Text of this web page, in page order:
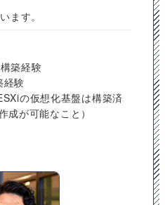
ます。
築経験
経験
の仮想化基盤は構築済
成が可能なこと）